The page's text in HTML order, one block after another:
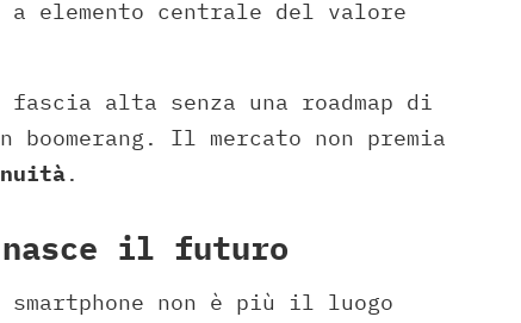
elemento centrale del valore
alta senza una roadmap di
Il mercato non premia
.
nasce il futuro
non è più il luogo